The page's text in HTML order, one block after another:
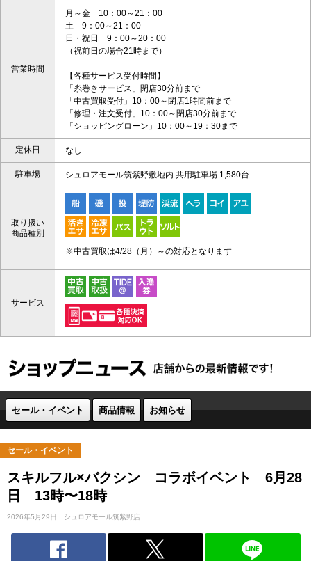
営業時間
月～金 10：00～21：00
土 9：00～21：00
日・祝日 9：00～20：00
（祝前日の場合21時まで）
【各種サービス受付時間】
「糸巻きサービス」閉店30分前まで
「中古買取受付」10：00～閉店1時間前まで
「修理・注文受付」10：00～閉店30分前まで
「ショッピングローン」10：00～19：30まで
定休日 なし
駐車場 シュロアモール筑紫野敷地内 共用駐車場 1,580台
取り扱い
商品種別
※中古買取は4/28（月）～の対応となります
サービス
セール・イベント 商品情報 お知らせ
セール・イベント
スキルフル×バクシン コラボイベント 6月28
日 13時〜18時
2026年5月29日 シュロアモール筑紫野店